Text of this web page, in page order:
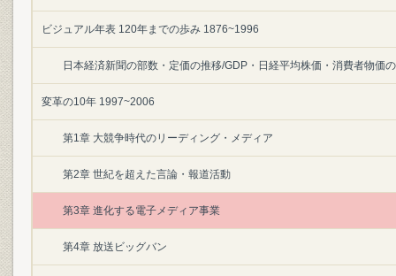
ビジュアル年表 120年までの歩み 1876~1996
日本経済新聞の部数・定価の推移/GDP・日経平均株価・消費者物価
変革の10年 1997~2006
第1章 大競争時代のリーディング・メディア
第2章 世紀を超えた言論・報道活動
第3章 進化する電子メディア事業
第4章 放送ビッグバン